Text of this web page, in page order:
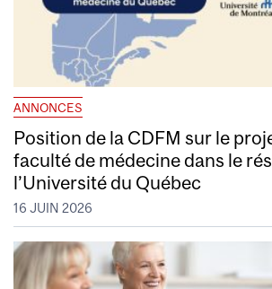
ANNONCES
Position de la CDFM sur le
faculté de médecine dans le
l’Université du Québec
16 JUIN 2026